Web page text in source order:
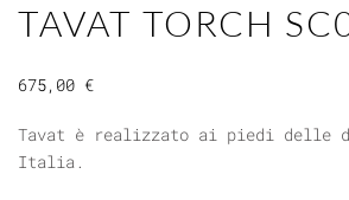
TAVAT TORCH
675,00 €
Tavat è realizzato ai piedi delle
Italia.